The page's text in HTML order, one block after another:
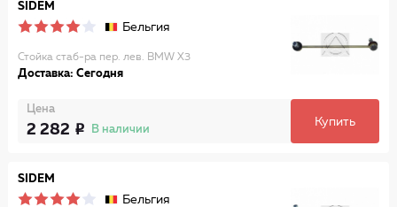
SIDEM
Бельгия
Стойка стаб-ра пер. лев. BMW X3
Доставка: Сегодня
Цена
2 282 В наличии
Купить
SIDEM
Бельгия